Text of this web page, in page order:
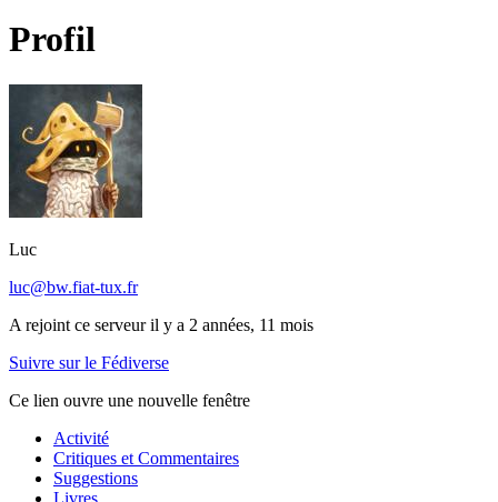
Profil
Luc
luc@bw.fiat-tux.fr
A rejoint ce serveur il y a 2 années, 11 mois
Suivre sur le Fédiverse
Ce lien ouvre une nouvelle fenêtre
Activité
Critiques et Commentaires
Suggestions
Livres